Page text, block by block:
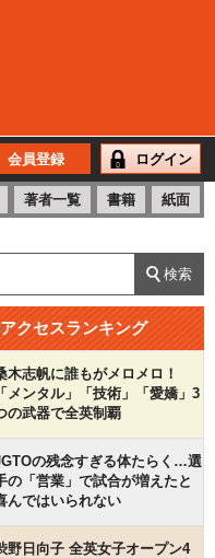
会員登録 ログイン
著者一覧 書籍 紙面
クセスランキング
木志帆に誰もがメロメロ！
「メンタル」「技術」「愛嬌」3
の武器で全英制覇
の残念すぎる体たらく…選
の「営業」で試合が増えたと
んではいられない
野日向子 全英女子オープン4